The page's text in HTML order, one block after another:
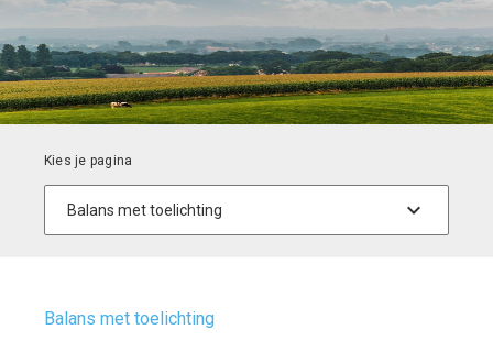
Balans met toelichting